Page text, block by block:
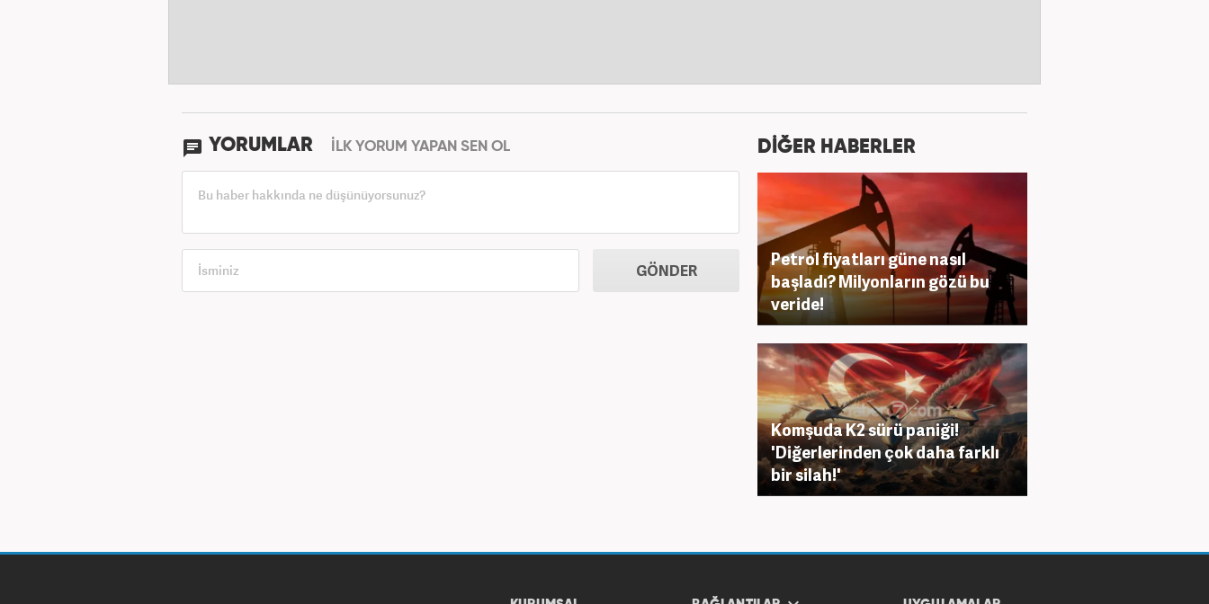
YORUMLAR İLK YORUM YAPAN SEN OL
GÖNDER
DİĞER HABERLER
Petrol fiyatları güne nasıl
başladı? Milyonların gözü bu
veride!
Komşuda K2 sürü paniği!
'Diğerlerinden çok daha farklı
bir silah!'